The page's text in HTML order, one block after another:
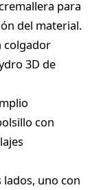
para
del material.
colgador
3D de
con
lados, uno con